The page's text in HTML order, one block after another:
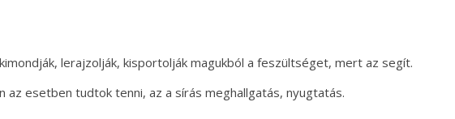
lerajzolják, kisportolják magukból a feszültséget, mert az segít.
az esetben tudtok tenni, az a sírás meghallgatás, nyugtatás.